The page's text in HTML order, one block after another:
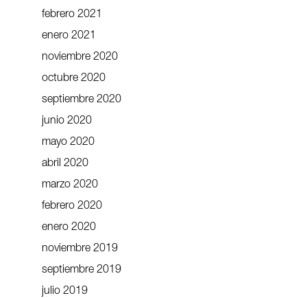
febrero 2021
enero 2021
noviembre 2020
octubre 2020
septiembre 2020
junio 2020
mayo 2020
abril 2020
marzo 2020
febrero 2020
enero 2020
noviembre 2019
septiembre 2019
julio 2019